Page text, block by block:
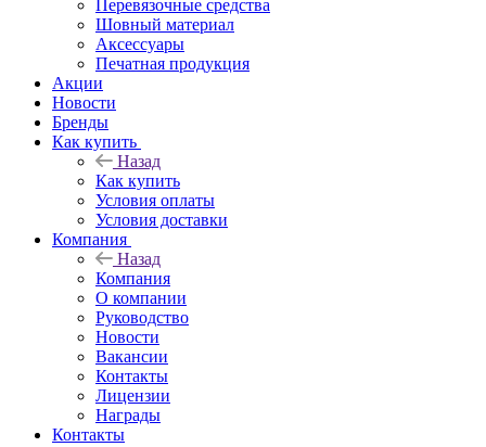
Перевязочные средства
Шовный материал
Аксессуары
Печатная продукция
Акции
Новости
Бренды
Как купить
Назад
Как купить
Условия оплаты
Условия доставки
Компания
Назад
Компания
О компании
Руководство
Новости
Вакансии
Контакты
Лицензии
Награды
Контакты